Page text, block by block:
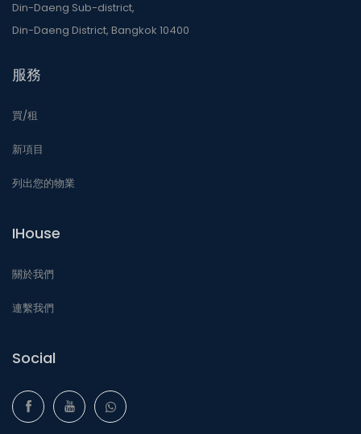
Din-Daeng Sub-district,
Din-Daeng District, Bangkok 10400
服務
買/租
新項目
列出您的物業
IHouse
關於我們
連繫我們
Social